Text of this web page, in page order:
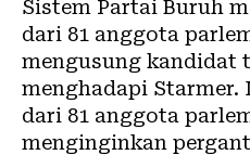
Sistem Partai Buruh
dari 81 anggota
mengusung kandidat
menghadapi Starmer.
dari 81 anggota
menginginkan